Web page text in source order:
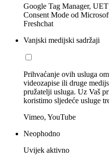
Google Tag Manager,
Consent Mode od
Freshchat
Vanjski medijski sadržaji
Prihvaćanje ovih usluga
videozapise ili druge
pružatelji usluga. Uz Vaš
koristimo sljedeće usluge
Vimeo, YouTube
Neophodno
Uvijek aktivno